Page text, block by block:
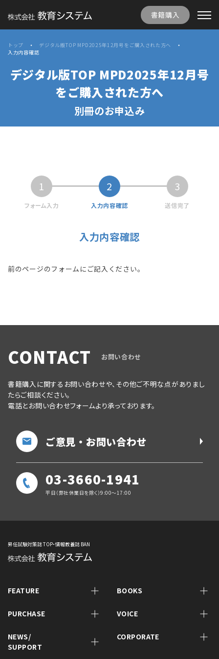
書籍購入
トップ
デジタル版TOP MPD2025年12月号をご購入された方へ
入力内容確認
デジタル版TOP MPD2025年12月号
をご購入された方へ
別冊のお申込み
1
フォーム入力
2
入力内容確認
3
送信完了
入力内容確認
前のページのフォームにご記入ください。
CONTACT お問い合わせ
書籍購入に関するお問い合わせや、その他ご不明な点がありまし
たらご相談ください。
電話とお問い合わせフォームより承っております。
ご意見・お問い合わせ
03-3660-1941
平日（弊社休業日を除く）9:00～17:00
昇任試験対策誌 TOP・情報教養誌 BAN
FEATURE BOOKS
PURCHASE VOICE
NEWS/
SUPPORT
CORPORATE